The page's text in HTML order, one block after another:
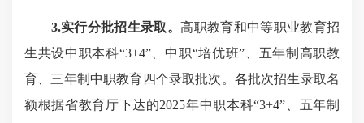
3.实行分批招生录取。高职教育和中等职业教育招
生共设中职本科“3+4”、中职“培优班”、五年制高职教
育、三年制中职教育四个录取批次。各批次招生录取名
额根据省教育厅下达的2025年中职本科“3+4”、五年制